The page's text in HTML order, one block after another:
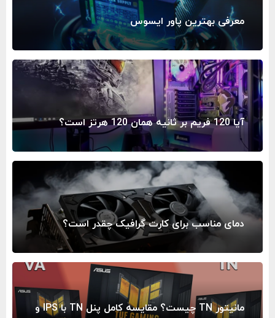
معرفی بهترین پاور ایسوس
آیا 120 فریم بر ثانیه همان 120 هرتز است؟
دمای مناسب برای کارت گرافیک چقدر است؟
مانیتور TN چیست؟ مقایسه کامل پنل TN با IPS و